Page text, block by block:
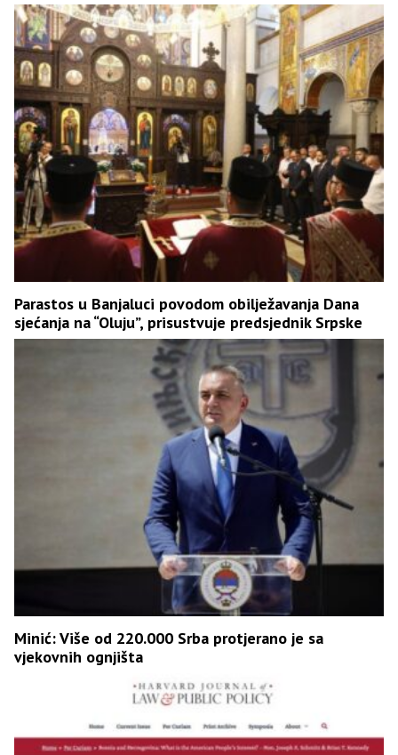
Parastos u Banjaluci povodom obilježavanja Dana
sjećanja na “Oluju”, prisustvuje predsjednik Srpske
Minić: Više od 220.000 Srba protjerano je sa
vjekovnih ognjišta